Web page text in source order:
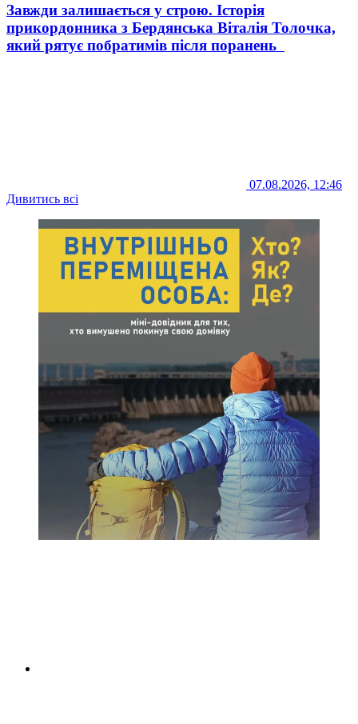
Завжди залишається у строю. Історія
прикордонника з Бердянська Віталія Толочка,
який рятує побратимів після поранень
07.08.2026, 12:46
Дивитись всі